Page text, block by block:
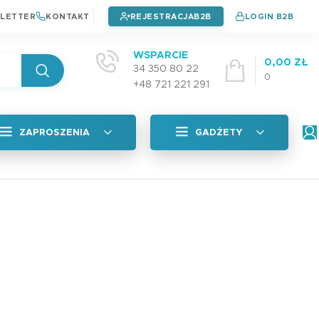
KONTAKT REJESTRACJA LOGIN B2B
WSPARCIE
34 350 80 22
+48 721 221 291
0
0,00 ZŁ
ZAPROSZENIA GADŻETY